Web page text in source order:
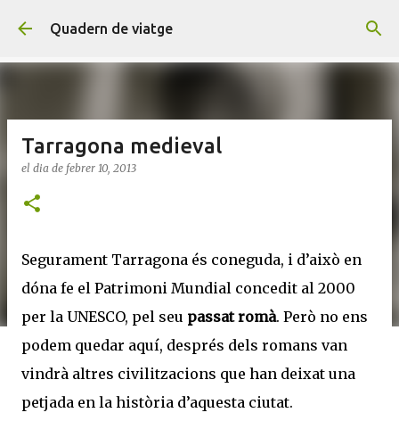
Salta al contingut principal
Quadern de viatge
Tarragona medieval
el dia de febrer 10, 2013
Segurament Tarragona és coneguda, i d’això en
dóna fe el Patrimoni Mundial concedit al 2000
per la UNESCO, pel seu passat romà. Però no ens
podem quedar aquí, després dels romans van
vindrà altres civilitzacions que han deixat una
petjada en la història d’aquesta ciutat.